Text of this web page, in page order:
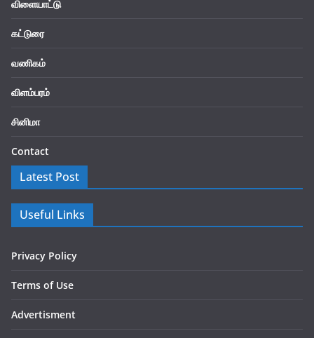
விளையாட்டு
கட்டுரை
வணிகம்
விளம்பரம்
சினிமா
Contact
Latest Post
Useful Links
Privacy Policy
Terms of Use
Advertisment